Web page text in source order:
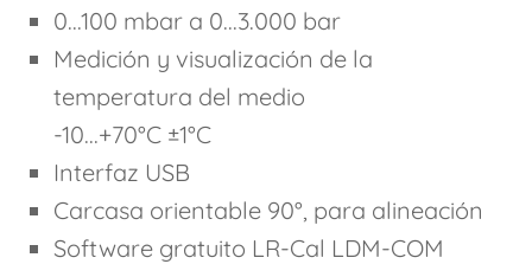
0...100 mbar a 0...3.000 bar
Medición y visualización de la
temperatura del medio
-10...+70°C ±1°C
Interfaz USB
Carcasa orientable 90°, para alineación
Software gratuito LR-Cal LDM-COM